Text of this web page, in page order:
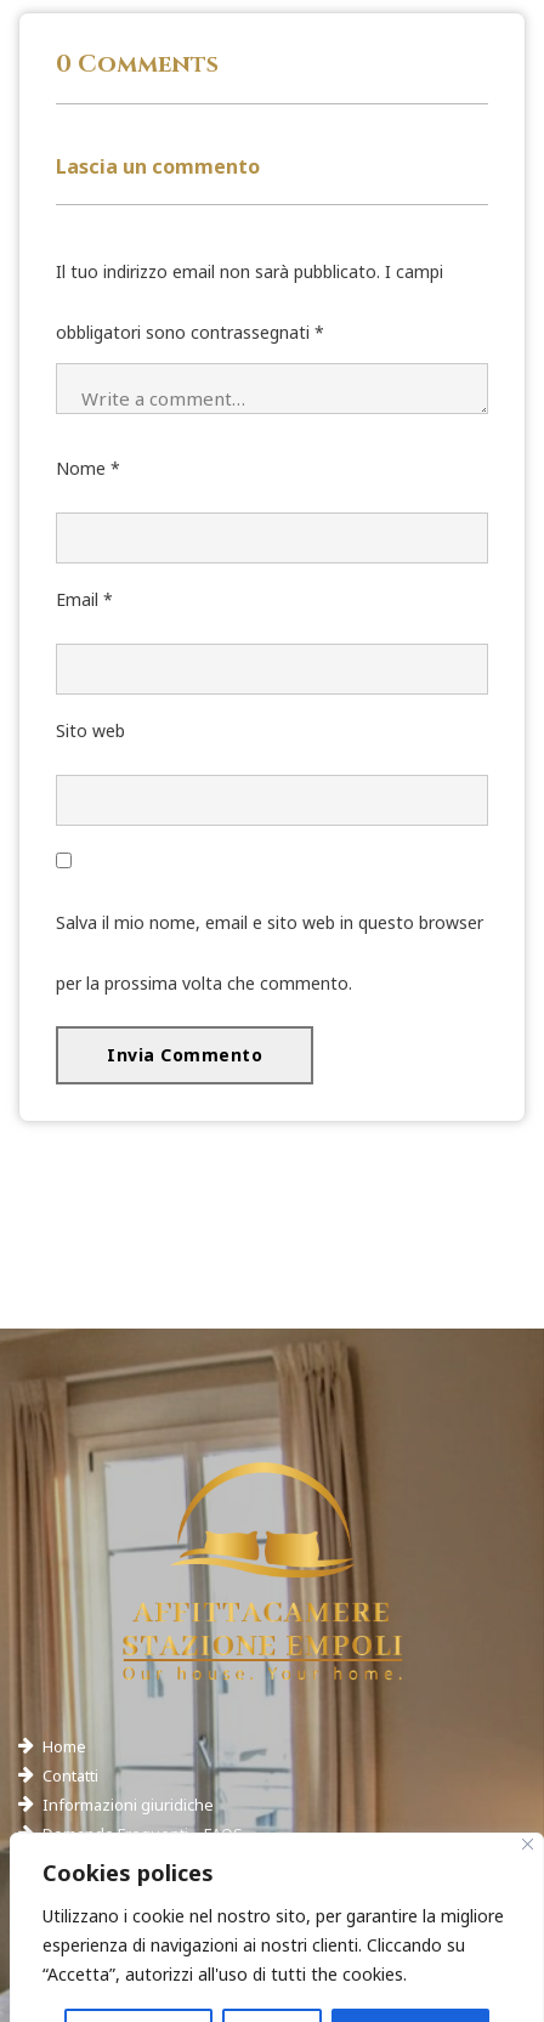
Cookies polices
Utilizzano i cookie nel nostro sito, per garantire la migliore
esperienza di navigazioni ai nostri clienti. Cliccando su
“Accetta”, autorizzi all'uso di tutti the cookies.
0 Comments
Lascia un commento
Il tuo indirizzo email non sarà pubblicato. I campi
obbligatori sono contrassegnati *
Nome *
Email *
Sito web
Salva il mio nome, email e sito web in questo browser
per la prossima volta che commento.
Home
Contatti
Informazioni giuridiche
Domande Frequenti – FAQS
Hotel Empoli
Ci trovi in: Chiamaci: